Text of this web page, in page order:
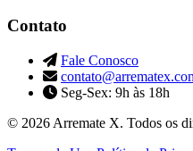
Contato
Fale Conosco
Seg-Sex: 9h às 18h
© 2026 Arremate X. Todos os